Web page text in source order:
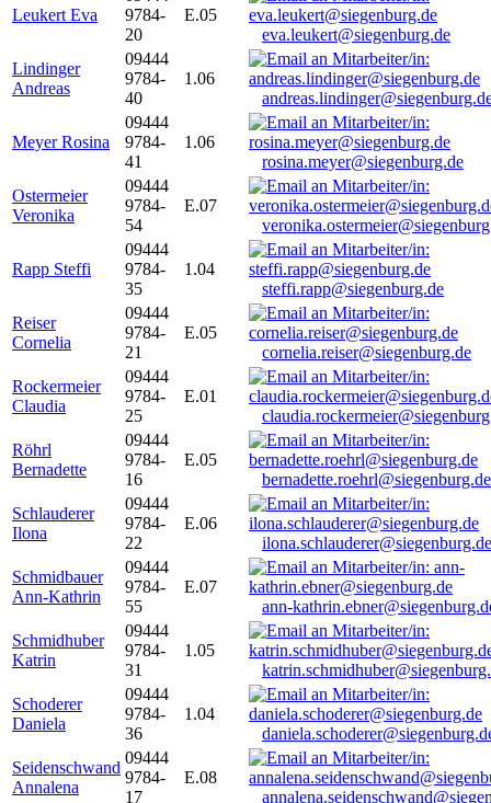
Leukert Eva
9784-
20
E.05
eva.leukert@siegenburg.de
Lindinger
Andreas
09444
9784-
40
1.06
Meyer Rosina
09444
9784-
41
1.06
rosina.meyer@siegenburg.de
Ostermeier
Veronika
09444
9784-
54
E.07
Rapp Steffi
09444
9784-
35
1.04
steffi.rapp@siegenburg.de
Reiser
Cornelia
09444
9784-
21
E.05
cornelia.reiser@siegenburg.de
Rockermeier
Claudia
09444
9784-
25
E.01
Röhrl
Bernadette
09444
9784-
16
E.05
bernadette.roehrl@siegenburg.de
Schlauderer
Ilona
09444
9784-
22
E.06
ilona.schlauderer@siegenburg.de
Schmidbauer
Ann-Kathrin
09444
9784-
55
E.07
ann-
Schmidhuber
Katrin
09444
9784-
31
1.05
Schoderer
Daniela
09444
9784-
36
1.04
Seidenschwand
Annalena
09444
9784-
17
E.08